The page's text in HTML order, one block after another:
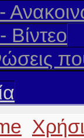
Βίντεο